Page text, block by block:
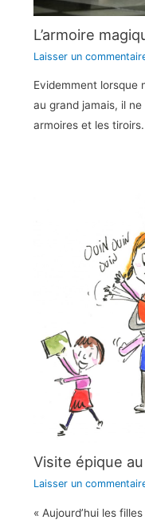
L’armoire
Laisser un
Evidemment lorsque
au grand jamais, il ne
armoires et les
Visite épique
Laisser un
« Aujourd’hui les